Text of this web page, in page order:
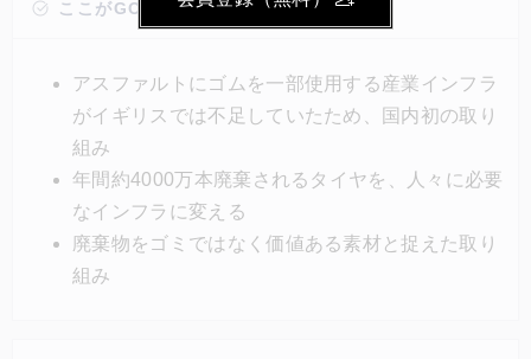
年間12万トンのゴム廃棄物を大きく減らすことにな
して循環経済に貢献する取り組みを行っており、この
廃タイヤリサイクルはその一環である。
ここがGOOD!
アスファルトにゴムを一部使用する産業インフラ
がイギリスでは不足していたため、国内初の取り
組み
年間約4000万本廃棄されるタイヤを、人々に必要
なインフラに変える
廃棄物をゴミではなく価値ある素材と捉えた取り
組み